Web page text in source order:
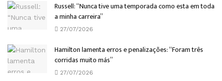
Russell: “Nunca tive uma temporada como esta em toda
a minha carreira”
27/07/2026
Hamilton lamenta erros e penalizações: “Foram três
corridas muito más”
27/07/2026